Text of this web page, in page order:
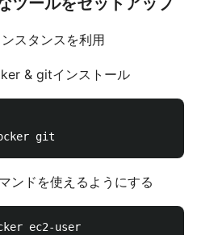
スタンスを利用
& gitインストール
ンドを使えるようにする
ec2-user